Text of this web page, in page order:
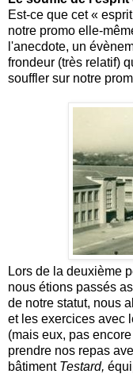
Est-ce que cet «
notre promo elle-
l'anecdote, un
frondeur (très relatif)
souffler sur notre
Lors de la deuxième
nous étions passés
de notre statut, nous
et les exercices avec
(mais eux, pas
prendre nos repas
bâtiment Testard,